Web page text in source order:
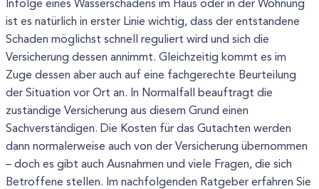
Infolge eines Wasserschadens im Haus oder in der Wohnung
ist es natürlich in erster Linie wichtig, dass der entstandene
Schaden möglichst schnell reguliert wird und sich die
Versicherung dessen annimmt. Gleichzeitig kommt es im
Zuge dessen aber auch auf eine fachgerechte Beurteilung
der Situation vor Ort an. In Normalfall beauftragt die
zuständige Versicherung aus diesem Grund einen
Sachverständigen. Die Kosten für das Gutachten werden
dann normalerweise auch von der Versicherung übernommen
– doch es gibt auch Ausnahmen und viele Fragen, die sich
Betroffene stellen. Im nachfolgenden Ratgeber erfahren Sie